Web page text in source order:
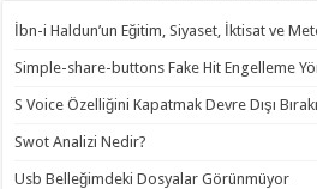
İbn-i Haldun’un Eğitim, Siyaset, İktisat ve
Simple-share-buttons Fake Hit Engelleme
S Voice Özelliğini Kapatmak Devre Dışı
Swot Analizi Nedir?
Usb Belleğimdeki Dosyalar Görünmüyor